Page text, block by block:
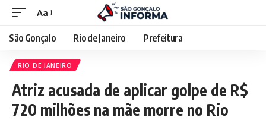
Aa
São Gonçalo Rio de Janeiro Prefeitura
RIO DE JANEIRO
Atriz acusada de aplicar golpe de R$
720 milhões na mãe morre no Rio